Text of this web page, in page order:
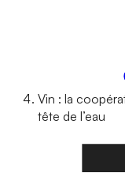
Vin : la
tête de l’eau